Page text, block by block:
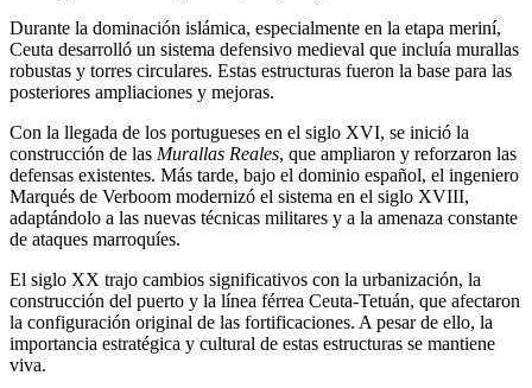
Durante la dominación islámica, especialmente en la etapa meriní,
Ceuta desarrolló un sistema defensivo medieval que incluía murallas
robustas y torres circulares. Estas estructuras fueron la base para las
posteriores ampliaciones y mejoras.
Con la llegada de los portugueses en el siglo XVI, se inició la
construcción de las Murallas Reales, que ampliaron y reforzaron las
defensas existentes. Más tarde, bajo el dominio español, el ingeniero
Marqués de Verboom modernizó el sistema en el siglo XVIII,
adaptándolo a las nuevas técnicas militares y a la amenaza constante
de ataques marroquíes.
El siglo XX trajo cambios significativos con la urbanización, la
construcción del puerto y la línea férrea Ceuta-Tetuán, que afectaron
la configuración original de las fortificaciones. A pesar de ello, la
importancia estratégica y cultural de estas estructuras se mantiene
viva.